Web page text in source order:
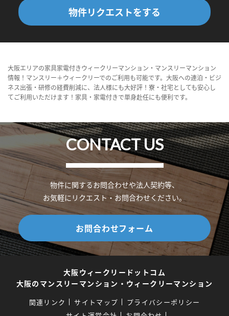
物件リクエストをする
大阪エリアの家具家電付きウィークリーマンション・マンスリーマンション
情報！マンスリー＋ウィークリーでのご利用も可能です。大阪への連泊・ビジ
ネス出張・研修の経費削減に、法人様にも大好評！寮・社宅としても安心し
てご利用いただけます！家具・家電付きで単身赴任にも便利です。
CONTACT US
物件に関するお問合わせや法人契約等、
お気軽にリクエスト・お問合わせください。
お問合わせフォーム
大阪ウィークリードットコム
大阪のマンスリーマンション・ウィークリーマンション
関連リンク サイトマップ
プライバシーポリシー